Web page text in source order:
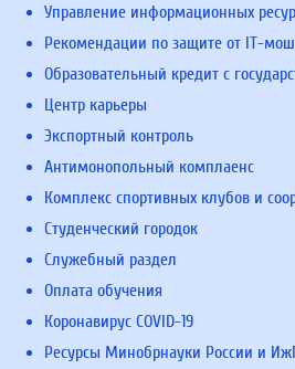
Управление информационных
Рекомендации по защите от IT-
Образовательный кредит с
Центр карьеры
Экспортный контроль
Антимонопольный комплаенс
Комплекс спортивных клубов и
Студенческий городок
Служебный раздел
Оплата обучения
Коронавирус COVID-19
Ресурсы Минобрнауки России и